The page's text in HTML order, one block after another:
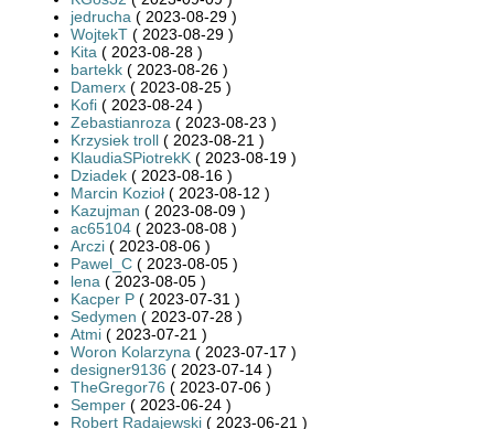
jedrucha ( 2023-08-29 )
WojtekT ( 2023-08-29 )
Kita ( 2023-08-28 )
bartekk ( 2023-08-26 )
Damerx ( 2023-08-25 )
Kofi ( 2023-08-24 )
Zebastianroza ( 2023-08-23 )
Krzysiek troll ( 2023-08-21 )
KlaudiaSPiotrekK ( 2023-08-19 )
Dziadek ( 2023-08-16 )
Marcin Kozioł ( 2023-08-12 )
Kazujman ( 2023-08-09 )
ac65104 ( 2023-08-08 )
Arczi ( 2023-08-06 )
Pawel_C ( 2023-08-05 )
lena ( 2023-08-05 )
Kacper P ( 2023-07-31 )
Sedymen ( 2023-07-28 )
Atmi ( 2023-07-21 )
Woron Kolarzyna ( 2023-07-17 )
designer9136 ( 2023-07-14 )
TheGregor76 ( 2023-07-06 )
Semper ( 2023-06-24 )
Robert Radajewski ( 2023-06-21 )